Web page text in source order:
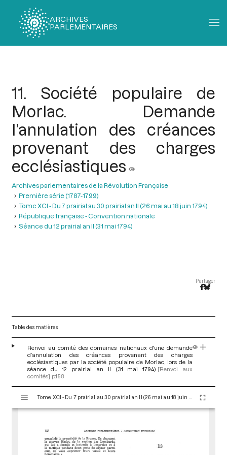
ARCHIVES
PARLEMENTAIRES
11. Société populaire de
Morlac. Demande
l’annulation des créances
provenant des charges
ecclésiastiques
Archives parlementaires de la Révolution Française
Première série (1787-1799)
Tome XCI - Du 7 prairial au 30 prairial an II (26 mai au 18 juin 1794)
République française - Convention nationale
Séance du 12 prairial an II (31 mai 1794)
Partager
Table des matières
Renvoi au comité des domaines nationaux d'une demande
d’annulation des créances provenant des charges
ecclésiastiques par la société populaire de Morlac, lors de la
séance du 12 prairial an II (31 mai 1794) [Renvoi aux
comités] p.158
s